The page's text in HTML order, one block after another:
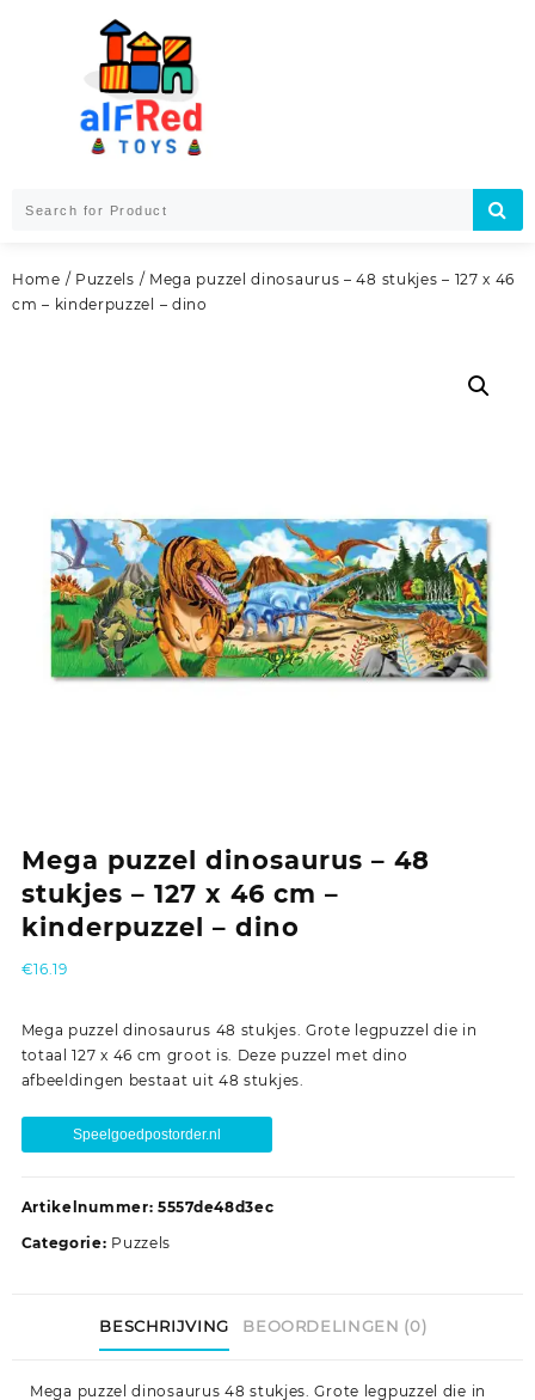
Home / Puzzels / Mega puzzel dinosaurus – 48 stukjes – 127 x 46
cm – kinderpuzzel – dino
Mega puzzel dinosaurus – 48
stukjes – 127 x 46 cm –
kinderpuzzel – dino
€16.19
Mega puzzel dinosaurus 48 stukjes. Grote legpuzzel die in
totaal 127 x 46 cm groot is. Deze puzzel met dino
afbeeldingen bestaat uit 48 stukjes.
Speelgoedpostorder.nl
Artikelnummer: 5557de48d3ec
Categorie: Puzzels
BESCHRIJVING BEOORDELINGEN (0)
Mega puzzel dinosaurus 48 stukjes. Grote legpuzzel die in